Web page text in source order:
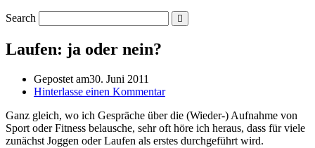
Search
Laufen: ja oder nein?
Gepostet am30. Juni 2011
Hinterlasse einen Kommentar
Ganz gleich, wo ich Gespräche über die (Wieder-) Aufnahme von
Sport oder Fitness belausche, sehr oft höre ich heraus, dass für viele
zunächst Joggen oder Laufen als erstes durchgeführt wird.